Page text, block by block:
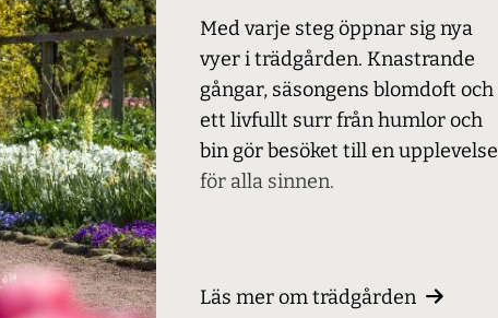
Med varje steg öppnar sig nya
vyer i trädgården. Knastrande
gångar, säsongens blomdoft och
ett livfullt surr från humlor och
bin gör besöket till en upplevelse
för alla sinnen.
Läs mer om trädgården